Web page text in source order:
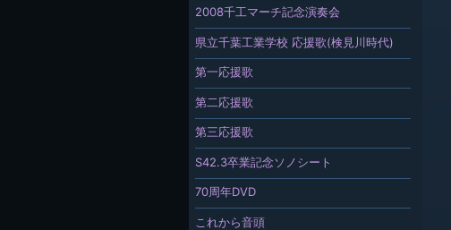
2008千工マーチ記念演奏会
県立千葉工業学校 応援歌(検見川時代)
第一応援歌
第二応援歌
第三応援歌
S42.3卒業記念ソノシート
70周年DVD
これから音頭